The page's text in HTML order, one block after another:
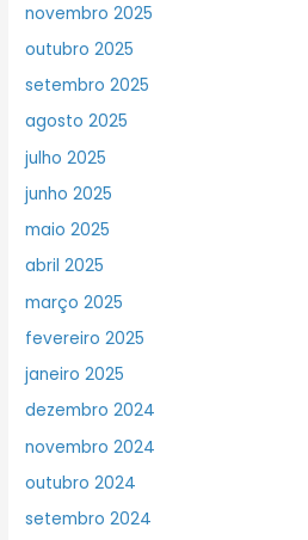
novembro 2025
outubro 2025
setembro 2025
agosto 2025
julho 2025
junho 2025
maio 2025
abril 2025
março 2025
fevereiro 2025
janeiro 2025
dezembro 2024
novembro 2024
outubro 2024
setembro 2024